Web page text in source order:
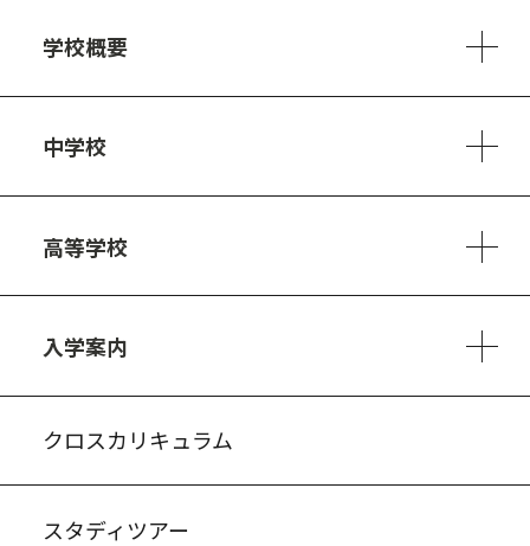
学校概要
中学校
高等学校
入学案内
クロスカリキュラム
スタディツアー